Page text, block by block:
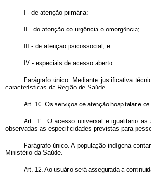
I - de atenção primária;
II - de atenção de urgência e emergência;
III - de atenção psicossocial; e
IV - especiais de acesso aberto.
Parágrafo único. Mediante justificativa
características da Região de Saúde.
Art. 10. Os serviços de atenção hospitalar e
Art. 11. O acesso universal e igualitário às
observadas as especificidades previstas para
Parágrafo único. A população indígena
Ministério da Saúde.
Art. 12. Ao usuário será assegurada a